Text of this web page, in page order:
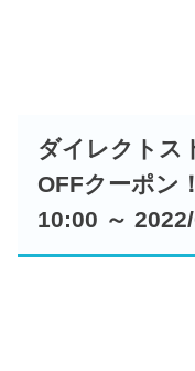
ダイレクトス
OFFクーポン
10:00 ～